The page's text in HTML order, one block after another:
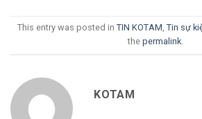
This entry was posted in TIN KOTAM, Tin sự
the permalink.
KOTAM